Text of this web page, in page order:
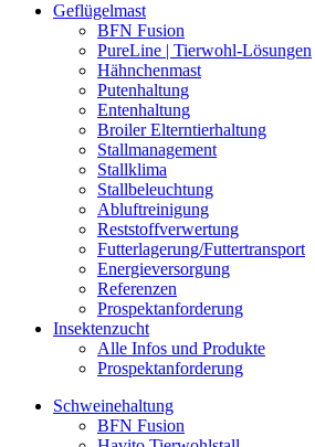
Geflügelmast
BFN Fusion
PureLine | Tierwohl-Lösungen
Hähnchenmast
Putenhaltung
Entenhaltung
Broiler Elterntierhaltung
Stallmanagement
Stallklima
Stallbeleuchtung
Abluftreinigung
Reststoffverwertung
Futterlagerung/Futtertransport
Energieversorgung
Referenzen
Prospektanforderung
Insektenzucht
Alle Infos und Produkte
Prospektanforderung
Schweinehaltung
BFN Fusion